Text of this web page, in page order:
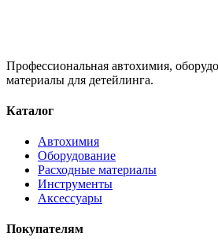
Профессиональная автохимия,
материалы для детейлинга.
Каталог
Автохимия
Оборудование
Расходные материалы
Инструменты
Аксессуары
Покупателям